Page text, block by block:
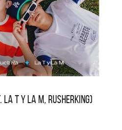
LA T Y LA M, RUSHERKING)